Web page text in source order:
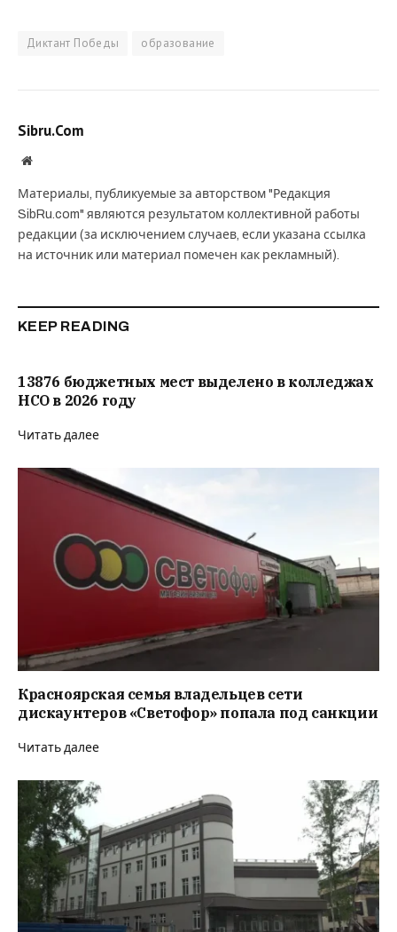
Диктант Победы образование
Sibru.Com
Website
Материалы, публикуемые за авторством "Редакция
SibRu.com" являются результатом коллективной работы
редакции (за исключением случаев, если указана ссылка
на источник или материал помечен как рекламный).
KEEP READING
13876 бюджетных мест выделено в колледжах
НСО в 2026 году
Читать далее
Красноярская семья владельцев сети
дискаунтеров «Светофор» попала под санкции
Читать далее